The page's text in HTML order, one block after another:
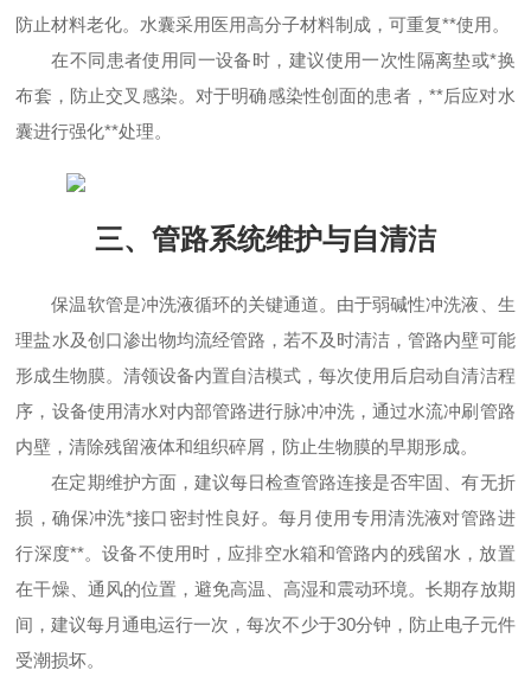
防止材料老化。水囊采用医用高分子材料制成，可重复**使用。
在不同患者使用同一设备时，建议使用一次性隔离垫或*换
布套，防止交叉感染。对于明确感染性创面的患者，**后应对水
囊进行强化**处理。
三、管路系统维护与自清洁
保温软管是冲洗液循环的关键通道。由于弱碱性冲洗液、生
理盐水及创口渗出物均流经管路，若不及时清洁，管路内壁可能
形成生物膜。清领设备内置自洁模式，每次使用后启动自清洁程
序，设备使用清水对内部管路进行脉冲冲洗，通过水流冲刷管路
内壁，清除残留液体和组织碎屑，防止生物膜的早期形成。
在定期维护方面，建议每日检查管路连接是否牢固、有无折
损，确保冲洗*接口密封性良好。每月使用专用清洗液对管路进
行深度**。设备不使用时，应排空水箱和管路内的残留水，放置
在干燥、通风的位置，避免高温、高湿和震动环境。长期存放期
间，建议每月通电运行一次，每次不少于30分钟，防止电子元件
受潮损坏。